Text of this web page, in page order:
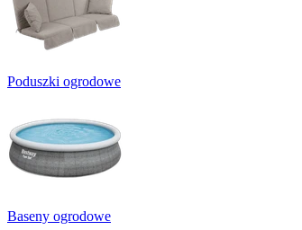
Poduszki ogrodowe
Baseny ogrodowe